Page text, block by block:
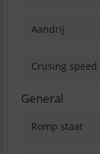
Aandrij
Crusing speed
General
Romp staat